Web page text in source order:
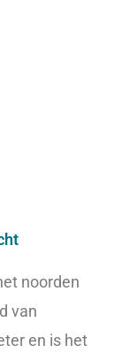
noorden
van
en is het